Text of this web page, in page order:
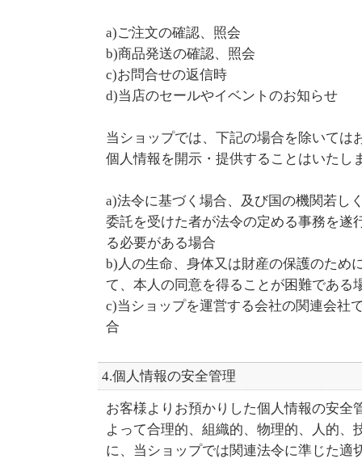
a)ご注文の確認、照会
b)商品発送の確認、照会
c)お問合せの返信時
d)当店のセールやイベントのお知らせ
当ショップでは、下記の場合を除いては
個人情報を開示・提供することはいたし
a)法令に基づく場合、及び国の機関若し
委託を受けた者が法令の定める事務を遂
る必要がある場合
b)人の生命、身体又は財産の保護のため
て、本人の同意を得ることが困難である
c)当ショップを運営する会社の関連会社
合
4.個人情報の安全管理
お客様よりお預かりした個人情報の安全
よって合理的、組織的、物理的、人的、
に、当ショップでは関連法令に準じた適